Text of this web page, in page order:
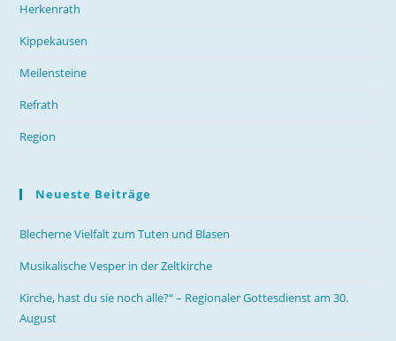
Herkenrath
Kippekausen
Meilensteine
Refrath
Region
Neueste Beiträge
Blecherne Vielfalt zum Tuten und Blasen
Musikalische Vesper in der Zeltkirche
Kirche, hast du sie noch alle?“ – Regionaler Gottesdienst am 30.
August